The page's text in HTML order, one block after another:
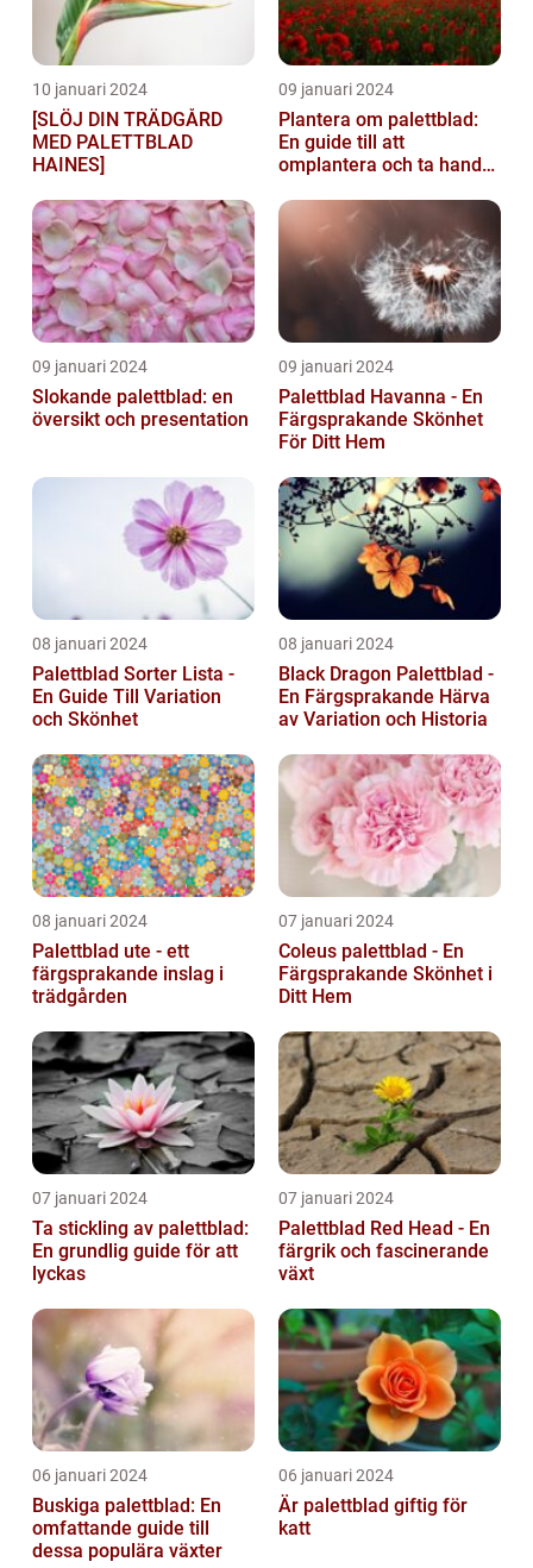
10 januari 2024
[SLÖJ DIN TRÄDGÅRD
MED PALETTBLAD
HAINES]
09 januari 2024
Plantera om palettblad:
En guide till att
omplantera och ta hand
09 januari 2024
Slokande palettblad: en
översikt och presentation
09 januari 2024
Palettblad Havanna - En
Färgsprakande Skönhet
För Ditt Hem
08 januari 2024
Palettblad Sorter Lista -
En Guide Till Variation
och Skönhet
08 januari 2024
Black Dragon Palettblad -
En Färgsprakande Härva
av Variation och Historia
08 januari 2024
Palettblad ute - ett
färgsprakande inslag i
trädgården
07 januari 2024
Coleus palettblad - En
Färgsprakande Skönhet i
Ditt Hem
07 januari 2024
Ta stickling av palettblad:
En grundlig guide för att
lyckas
07 januari 2024
Palettblad Red Head - En
färgrik och fascinerande
växt
06 januari 2024
Buskiga palettblad: En
omfattande guide till
dessa populära växter
06 januari 2024
Är palettblad giftig för
katt